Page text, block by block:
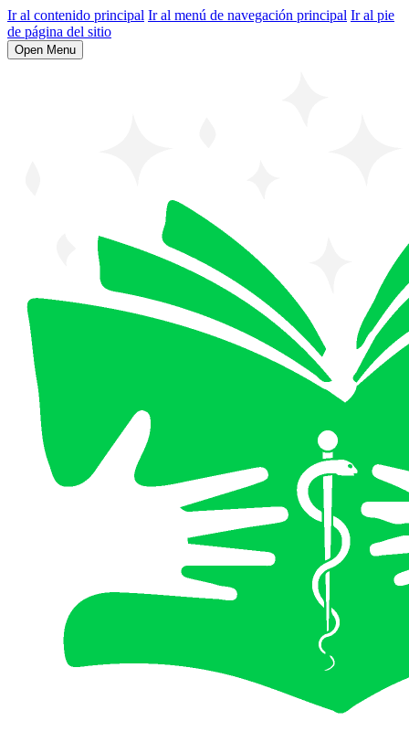
Ir al contenido principal Ir al menú de navegación principal Ir al pie
de página del sitio
Open Menu